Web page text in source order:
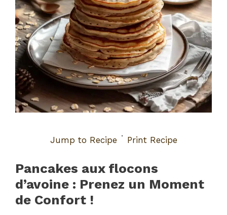
Jump to Recipe · Print Recipe
Pancakes aux flocons
d’avoine : Prenez un Moment
de Confort !